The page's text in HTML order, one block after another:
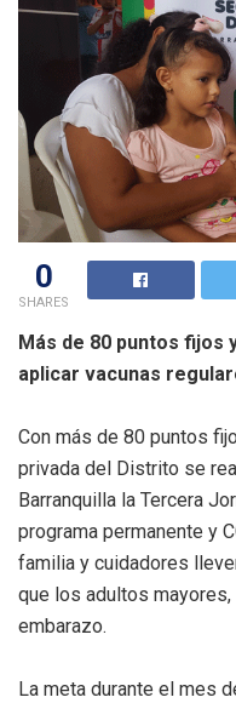
0
SHARES
Más de 80 puntos fijos
aplicar vacunas
Con más de 80 puntos
privada del Distrito se
Barranquilla la Tercera
programa permanente y
familia y cuidadores
que los adultos
embarazo.
La meta durante el mes